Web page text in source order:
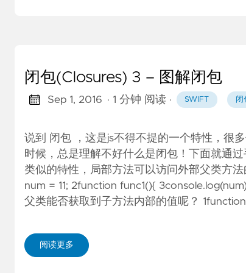
闭包(Closures) 3 – 图解闭包
Sep 1, 2016 · 1 分钟 阅读 · SWIFT 闭
说到 闭包 ，这是js不得不提的一个特性，很
时候，总是理解不好什么是闭包！下面就通
类似的特性，局部方法可以访问外部父类方
num = 11; 2function func1(){
父类能否获取到子方法内部的值呢？
阅读更多